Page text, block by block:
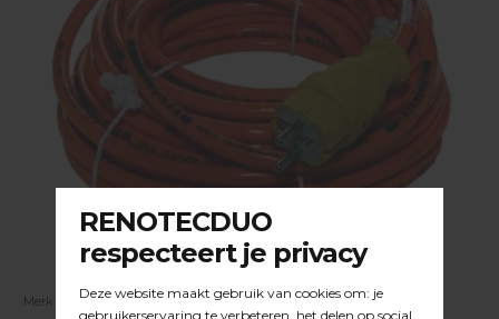
Merk: DUOLINE | Artikelnummer:23.01.010B